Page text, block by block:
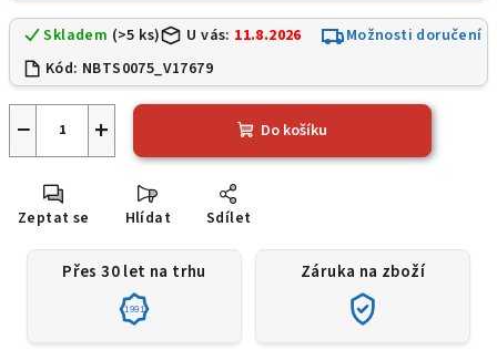
Skladem (>5 ks) U vás: 11.8.2026
Možnosti doručení
Kód: NBTS0075_V17679
+
− Do košíku
Zeptat se Hlídat Sdílet
Přes 30 let na trhu
1991
Záruka na zboží